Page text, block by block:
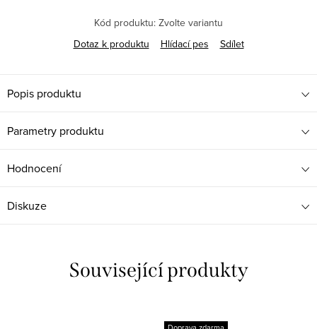
Kód produktu: Zvolte variantu
Dotaz k produktu
Hlídací pes Sdílet
Popis produktu
Parametry produktu
Hodnocení
Diskuze
Související produkty